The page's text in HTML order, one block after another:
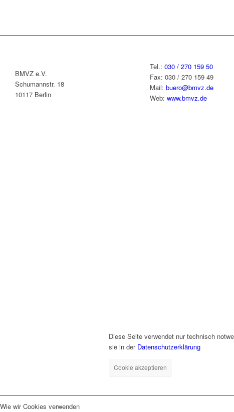
BMVZ e.V.
Schumannstr. 18
10117 Berlin
Tel.: 030 / 270 159 50
Fax: 030 / 270 159 49
Mail: buero@bmvz.de
Web: www.bmvz.de
Diese Seite verwendet nur technisch
sie in der Datenschutzerklärung
Cookie akzeptieren
Wie wir Cookies verwenden